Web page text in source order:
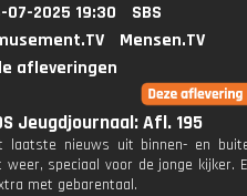
07-2025 19:30
SBS
Mensen.TV
afleveringen
Jeugdjournaal: Afl. 195
laatste nieuws uit binnen- en
weer, speciaal voor de jonge kijker.
met gebarentaal.